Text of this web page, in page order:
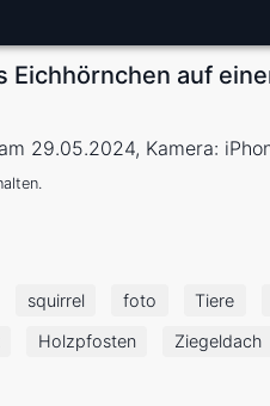
Eichhörnchen auf
29.05.2024, Kamera:
squirrel foto Tiere
Holzpfosten Ziegeldach